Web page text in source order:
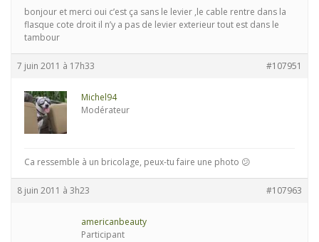
bonjour et merci oui c’est ça sans le levier ,le cable rentre dans la
flasque cote droit il n’y a pas de levier exterieur tout est dans le
tambour
7 juin 2011 à 17h33 #107951
Michel94
Modérateur
Ca ressemble à un bricolage, peux-tu faire une photo 😕
8 juin 2011 à 3h23 #107963
americanbeauty
Participant